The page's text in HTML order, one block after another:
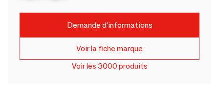
Demande d'informations
Voir la fiche marque
Voir les 3000 produits